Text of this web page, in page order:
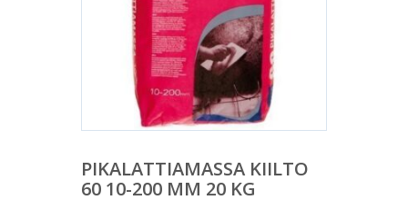
PIKALATTIAMASSA KIILTO
60 10-200 MM 20 KG